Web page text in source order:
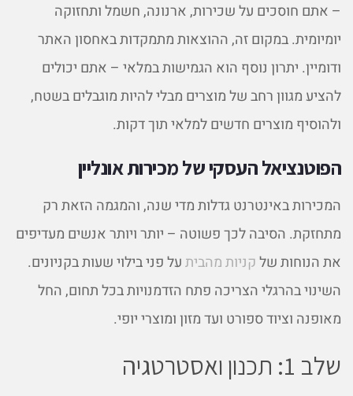
– אתם חוסכים על שכירות, ארנונה, חשמל ותחזוקה
יומיומית. במקום זה, ההוצאות מתמקדות באחסון האתר
ודומיין. יתרון נוסף הוא הגמישות במלאי – אתם יכולים
להציע מגוון רחב של מוצרים מבלי להיות מוגבלים בשטח,
ולהוסיף מוצרים חדשים למלאי תוך דקות.
הפוטנציאל העסקי של מכירות אונליין
המכירות באינטרנט גדלות מדי שנה, והמגמה הזאת רק
מתחזקת. הסיבה לכך פשוטה – יותר ויותר אנשים מעדיפים
את הנוחות שלקניות מהביתעל פני בילוי שעות בקניונים.
השינוי בהרגלי הצריכה פתח הזדמנויות בכל תחום, החל
מאופנה וציוד ספורט ועד מזון ומוצרי יופי.
שלב 1: תכנון ואסטרטגיה